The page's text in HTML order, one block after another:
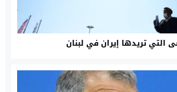
التي تريدها إيران في لبنان